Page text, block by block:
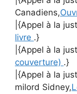
Canadiens,
|{Appel à la
livre .}
|{Appel à la
couverture) .}
|{Appel à la
milord Sidney,